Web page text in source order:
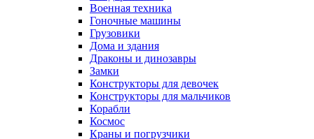
Военная техника
Гоночные машины
Грузовики
Дома и здания
Драконы и динозавры
Замки
Конструкторы для девочек
Конструкторы для мальчиков
Корабли
Космос
Краны и погрузчики